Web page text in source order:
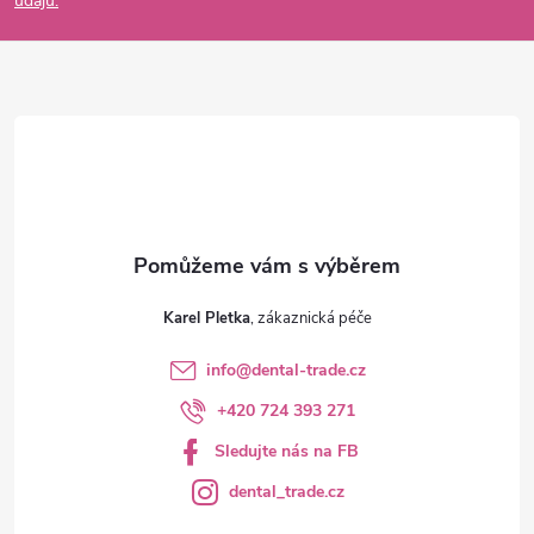
a
Karel Pletka
info@dental-trade.cz
+420 724 393 271
Sledujte nás na FB
dental_trade.cz